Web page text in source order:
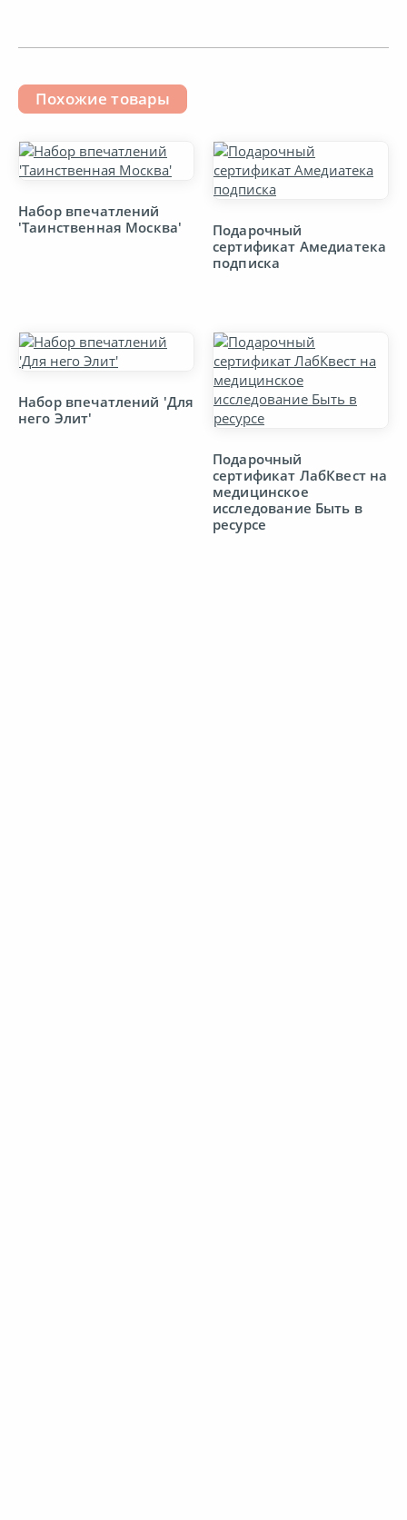
Продукты
Путешествия
Рестораны
Универсальные карты
Хобби
Похожие товары
Набор впечатлений
'Таинственная Москва'
Подарочный
сертификат Амедиатека
подписка
Набор впечатлений 'Для
него Элит'
Подарочный
сертификат ЛабКвест на
медицинское
исследование Быть в
ресурсе